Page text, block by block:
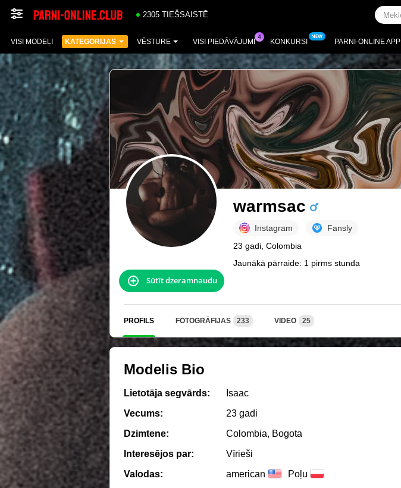
2305 TIEŠSAISTĒ
VISI MODEĻI KATEGORIJAS VĒSTURE VISI PIEDĀVĀJUMI KONKURSI PARNI-ONLINE APP
warmsac
Instagram
Fansly
23 gadi, Colombia
Jaunākā pārraide: 1 pirms stunda
Sūtīt dzeramnaudu
PROFILS FOTOGRĀFIJAS 233 VIDEO 25
Modelis Bio
Lietotāja segvārds:
Isaac
Vecums:
23 gadi
Dzimtene:
Colombia, Bogota
Interesējos par:
Vīrieši
Valodas:
american Poļu